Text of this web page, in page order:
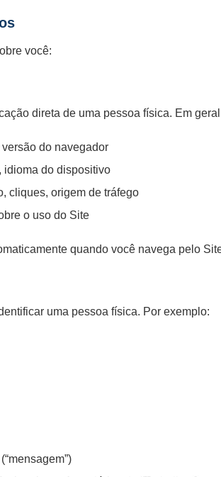
você:
direta de uma pessoa física. Em
do navegador
idioma do dispositivo
cliques, origem de tráfego
o uso do Site
quando você navega pelo
uma pessoa física. Por exemplo: